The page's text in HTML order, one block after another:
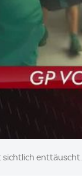
sichtlich enttäuscht.